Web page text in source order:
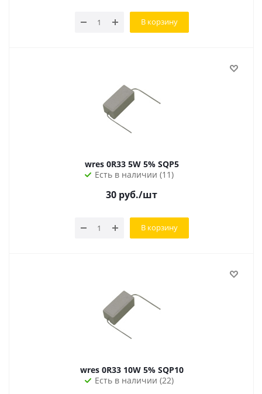
В корзину
wres 0R33 5W 5% SQP5
Есть в наличии (11)
30 руб./шт
В корзину
wres 0R33 10W 5% SQP10
Есть в наличии (22)